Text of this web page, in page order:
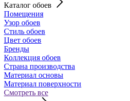
Каталог обоев
Помещения
Узор обоев
Стиль обоев
Цвет обоев
Бренды
Коллекция обоев
Страна производства
Материал основы
Материал поверхности
Смотреть все